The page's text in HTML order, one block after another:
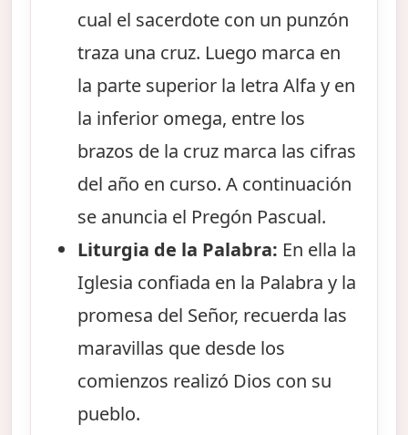
cual el sacerdote con un punzón
traza una cruz. Luego marca en
la parte superior la letra Alfa y en
la inferior omega, entre los
brazos de la cruz marca las cifras
del año en curso. A continuación
se anuncia el Pregón Pascual.
Liturgia de la Palabra: En ella la
Iglesia confiada en la Palabra y la
promesa del Señor, recuerda las
maravillas que desde los
comienzos realizó Dios con su
pueblo.